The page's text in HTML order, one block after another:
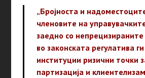
„Бројноста и
членовите на
заедно со
во законската регулатива
институции ризични точки
партизација и